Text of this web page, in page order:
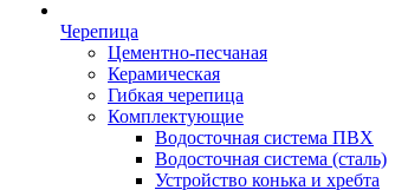
Черепица
Цементно-песчаная
Керамическая
Гибкая черепица
Комплектующие
Водосточная система ПВХ
Водосточная система (сталь)
Устройство конька и хребта